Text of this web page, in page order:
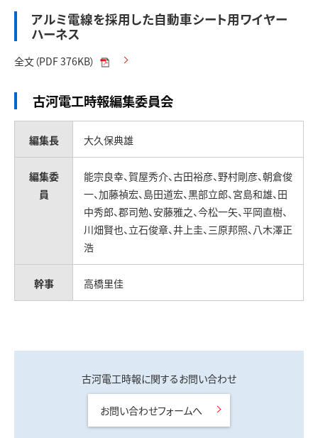
アルミ電線を採用した自動車シート用ワイヤー
ハーネス
全文（PDF 376KB）
古河電工時報編集委員会
編集長 大久保典雄
編集委
員
能宗良幸、賀屋秀介、古田裕彦、野村剛彦、朝倉俊
一、加藤禎宏、島田道宏、黒部立郎、宮島和雄、田
中秀郎、郡司勉、安藤雅之、今松一矢、平岡直樹、
川畑賢也、立石俊章、井上圭、三原邦照、八木澤正
浩
幹事 高橋里佳
古河電工時報に関するお問い合わせ
お問い合わせフォームへ